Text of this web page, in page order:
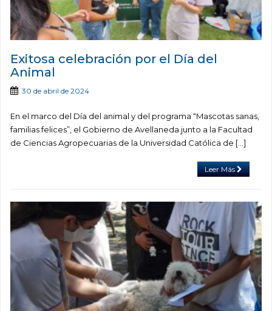
Exitosa celebración por el Día del
Animal
30 de abril de 2024
En el marco del Día del animal y del programa “Mascotas sanas,
familias felices”, el Gobierno de Avellaneda junto a la Facultad
de Ciencias Agropecuarias de la Universidad Católica de […]
Leer Más